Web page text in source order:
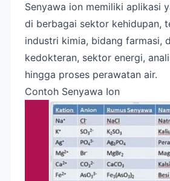
Senyawa ion memiliki aplikasi
di berbagai sektor kehidupan,
industri kimia, bidang farmasi,
kedokteran, sektor energi,
hingga proses perawatan air.
Contoh Senyawa Ion